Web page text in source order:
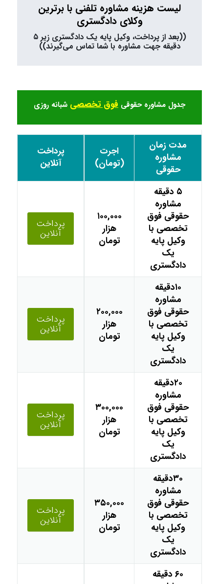
لیست هزینه مشاوره تلفنی با برترین
وکلای دادگستری
((بعد از پرداخت، وکیل پایه یک دادگستری زیر ۵
دقیقه جهت مشاوره با شما تماس می‌گیرند))
جدول مشاوره حقوقی فوق تخصصی شبانه روزی
مدت زمان
مشاوره
حقوقی
اجرت
(تومان)
پرداخت
آنلاین
۵ دقیقه
مشاوره
حقوقی فوق
تخصصی با
وکیل پایه
یک
دادگستری
۱۰۰,۰۰۰
هزار
تومان
پرداخت
آنلاین
۱۰دقیقه
مشاوره
حقوقی فوق
تخصصی با
وکیل پایه
یک
دادگستری
۲۰۰,۰۰۰
هزار
تومان
پرداخت
آنلاین
۲۰دقیقه
مشاوره
حقوقی فوق
تخصصی با
وکیل پایه
یک
دادگستری
۳۰۰,۰۰۰
هزار
تومان
پرداخت
آنلاین
۳۰دقیقه
مشاوره
حقوقی فوق
تخصصی با
وکیل پایه
یک
دادگستری
۳۵۰,۰۰۰
هزار
تومان
پرداخت
آنلاین
۶۰ دقیقه